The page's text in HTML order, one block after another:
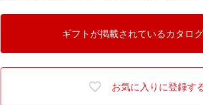
ギフトが掲載されているカタロ
お気に入りに登録す